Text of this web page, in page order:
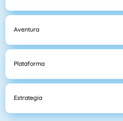
Aventura
Plataforma
Estrategia